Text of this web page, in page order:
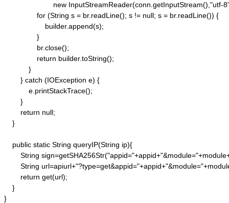
new InputStreamReader(conn.getInputStream(),"utf-
                for (String s = br.readLine(); s != null; s = br.readLine()) {
                    builder.append(s);
                }
                br.close();
                return builder.toString();
            }
        } catch (IOException e) {
            e.printStackTrace();
        }
        return null;
    }
    public static String queryIP(String ip){
String
String
        return get(url);
    }
}